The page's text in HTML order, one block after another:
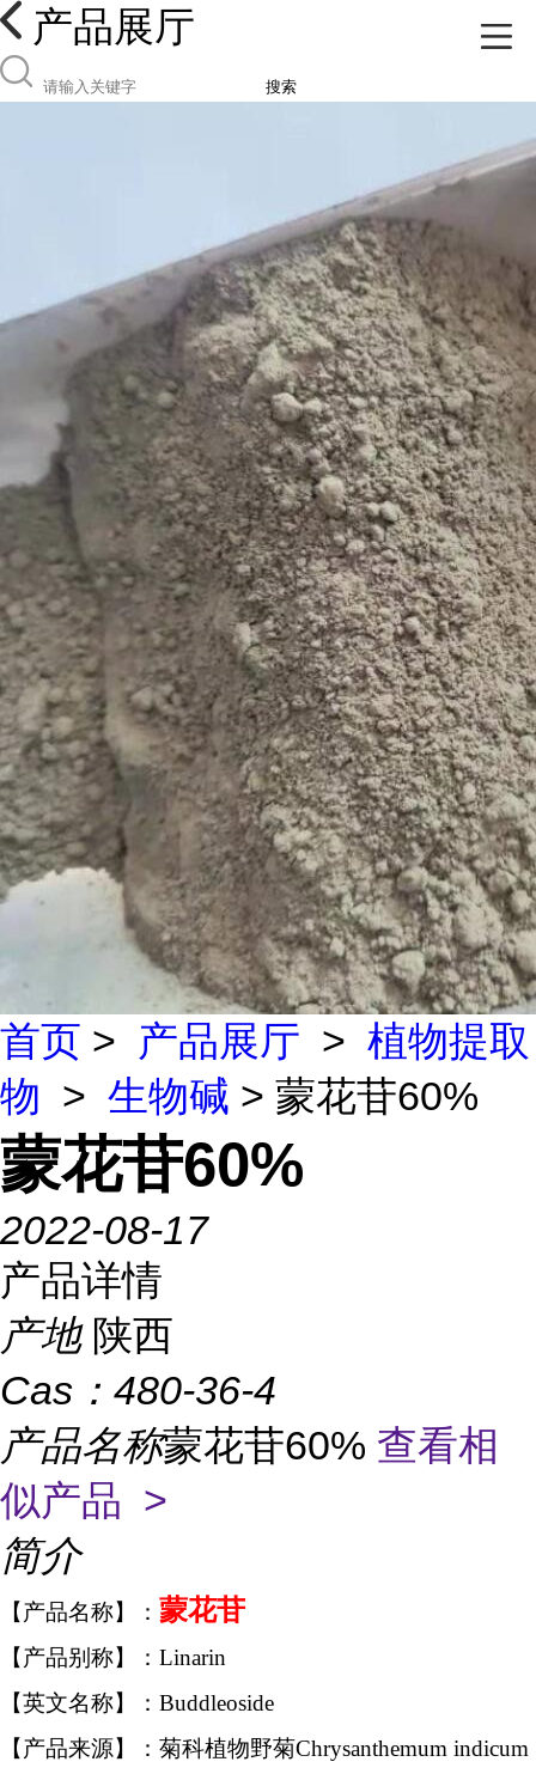
产品展厅
搜索
首页 > 产品展厅 > 植物提取
物 > 生物碱 > 蒙花苷60%
蒙花苷60%
2022-08-17
产品详情
产地 陕西
Cas： 480-36-4
产品名称蒙花苷60% 查看相
似产品 >
简介
【产品名称】： 蒙花苷
【产品别称】：Linarin
【英文名称】：Buddleoside
【产品来源】：菊科植物野菊Chrysanthemum indicum